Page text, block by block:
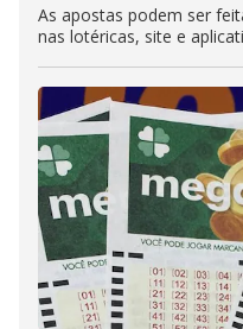
As apostas podem ser
nas lotéricas, site e